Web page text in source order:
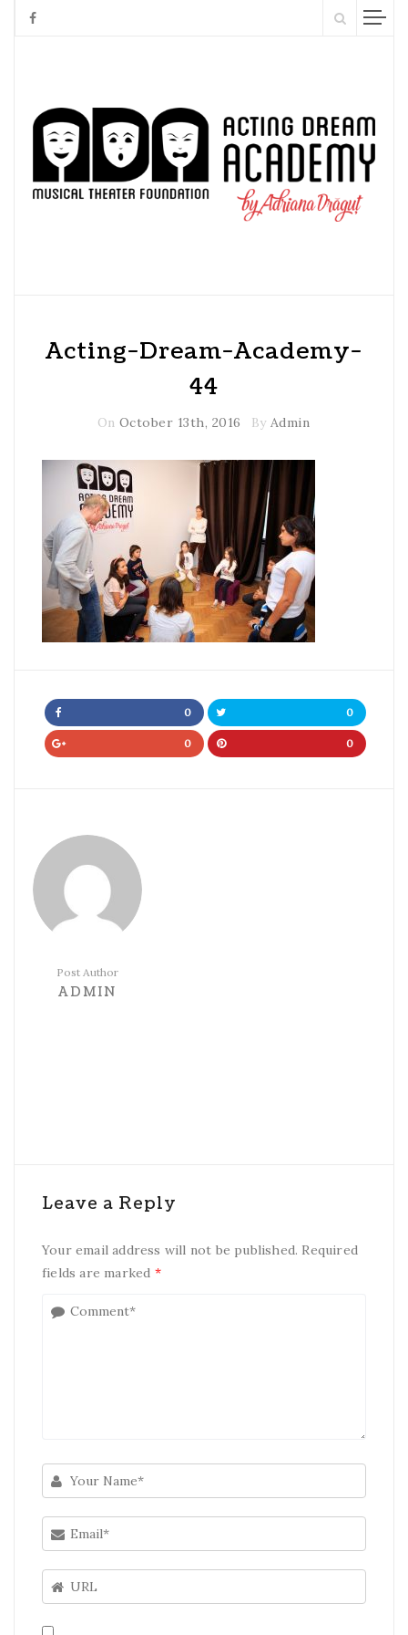
Acting-Dream-Academy-
44
On October 13th, 2016 By Admin
0 0
0 0
Post Author
ADMIN
Leave a Reply
Your email address will not be published. Required
fields are marked *